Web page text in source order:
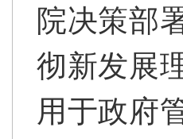
院决策部
彻新发展
用于政府